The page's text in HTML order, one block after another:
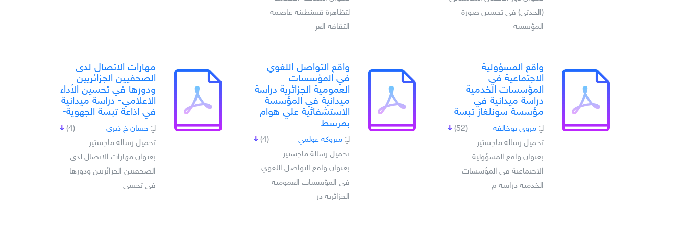
(الحدثي) في تحسين صورة
المؤسسة
لتظاهرة قسنطينة عاصمة
الثقافة العر
واقع المسؤولية
الاجتماعية في
المؤسسات الخدمية
دراسة ميدانية في
مؤسسة سونلغاز تبسة
(52) لـِ: مروى بوخالفة
تحميل رسالة ماجستير
بعنوان واقع المسؤولية
الاجتماعية في المؤسسات
الخدمية دراسة م
واقع التواصل اللغوي
في المؤسسات
العمومية الجزائرية دراسة
ميدانية في المؤسسة
الاستشفائية علي هوام
بمرسط
(4) لـِ: مبروكة عولمي
تحميل رسالة ماجستير
بعنوان واقع التواصل اللغوي
في المؤسسات العمومية
الجزائرية در
مهارات الاتصال لدى
الصحفيين الجزائريين
ودورها في تحسين الأداء
الاعلامي- دراسة ميدانية
في اذاعة تبسة الجهوية-
(4) لـِ: حسان خ ذيري
تحميل رسالة ماجستير
بعنوان مهارات الاتصال لدى
الصحفيين الجزائريين ودورها
في تحسي